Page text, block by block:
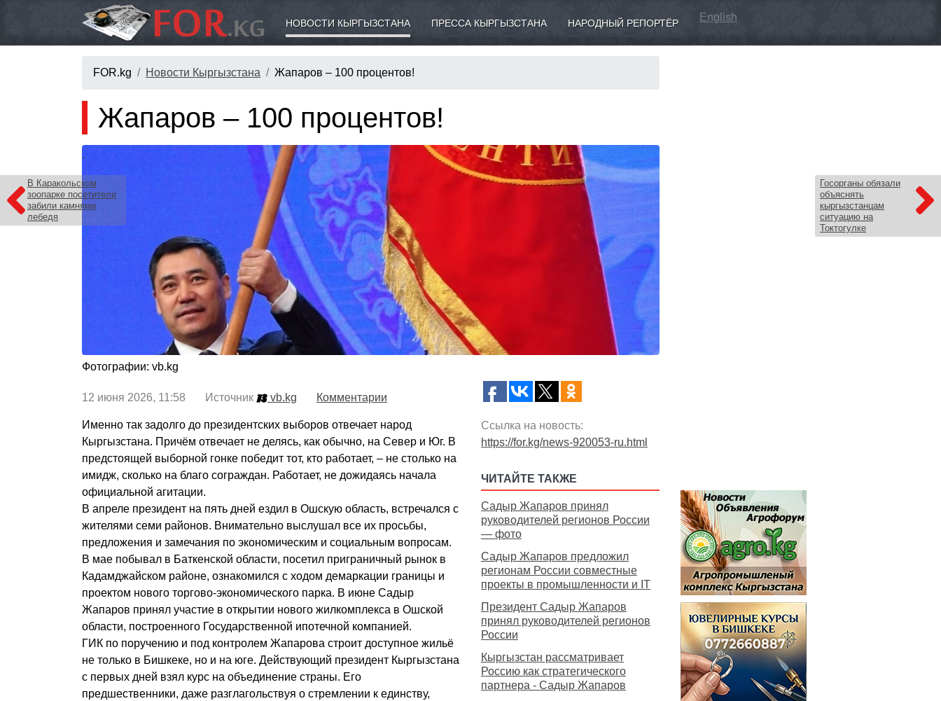
НОВОСТИ КЫРГЫЗСТАНА ПРЕССА КЫРГЫЗСТАНА НАРОДНЫЙ РЕПОРТЁР English
FOR.kg Новости Кыргызстана Жапаров – 100 процентов!
В Каракольском
зоопарке посетители
забили камнями
лебедя
Госорганы обязали
объяснять
кыргызстанцам
ситуацию на
Токтогулке
Жапаров – 100 процентов!
Фотографии: vb.kg
12 июня 2026, 11:58 Источник vb.kg Комментарии
Именно так задолго до президентских выборов отвечает народ
Кыргызстана. Причём отвечает не делясь, как обычно, на Север и Юг. В
предстоящей выборной гонке победит тот, кто работает, – не столько на
имидж, сколько на благо сограждан. Работает, не дожидаясь начала
официальной агитации.
В апреле президент на пять дней ездил в Ошскую область, встречался с
жителями семи районов. Внимательно выслушал все их просьбы,
предложения и замечания по экономическим и социальным вопросам.
В мае побывал в Баткенской области, посетил приграничный рынок в
Кадамджайском районе, ознакомился с ходом демаркации границы и
проектом нового торгово-экономического парка. В июне Садыр
Жапаров принял участие в открытии нового жилкомплекса в Ошской
области, построенного Государственной ипотечной компанией.
ГИК по поручению и под контролем Жапарова строит доступное жильё
не только в Бишкеке, но и на юге. Действующий президент Кыргызстана
с первых дней взял курс на объединение страны. Его
предшественники, даже разглагольствуя о стремлении к единству,
Ссылка на новость:
https://for.kg/news-920053-ru.html
ЧИТАЙТЕ ТАКЖЕ
Садыр Жапаров принял
руководителей регионов России
— фото
Садыр Жапаров предложил
регионам России совместные
проекты в промышленности и IT
Президент Садыр Жапаров
принял руководителей регионов
России
Кыргызстан рассматривает
Россию как стратегического
партнера - Садыр Жапаров